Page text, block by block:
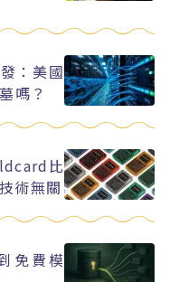
：美國
嗎？
比
術無關
免費模